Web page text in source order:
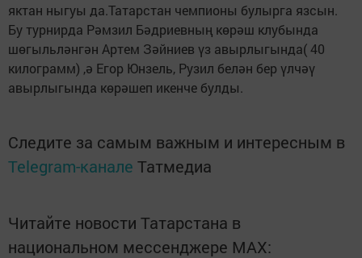
яктан ныгуы да.Татарстан чемпионы булырга язсын.
Бу турнирда Рәмзил Бәдриевның көрәш клубында
шөгыльләнгән Артем Зәйниев үз авырлыгында( 40
килограмм) ,ә Егор Юнзель, Рузил белән бер үлчәү
авырлыгында көрәшеп икенче булды.
Следите за самым важным и интересным в
Telegram-канале Татмедиа
Читайте новости Татарстана в
национальном мессенджере MАХ: